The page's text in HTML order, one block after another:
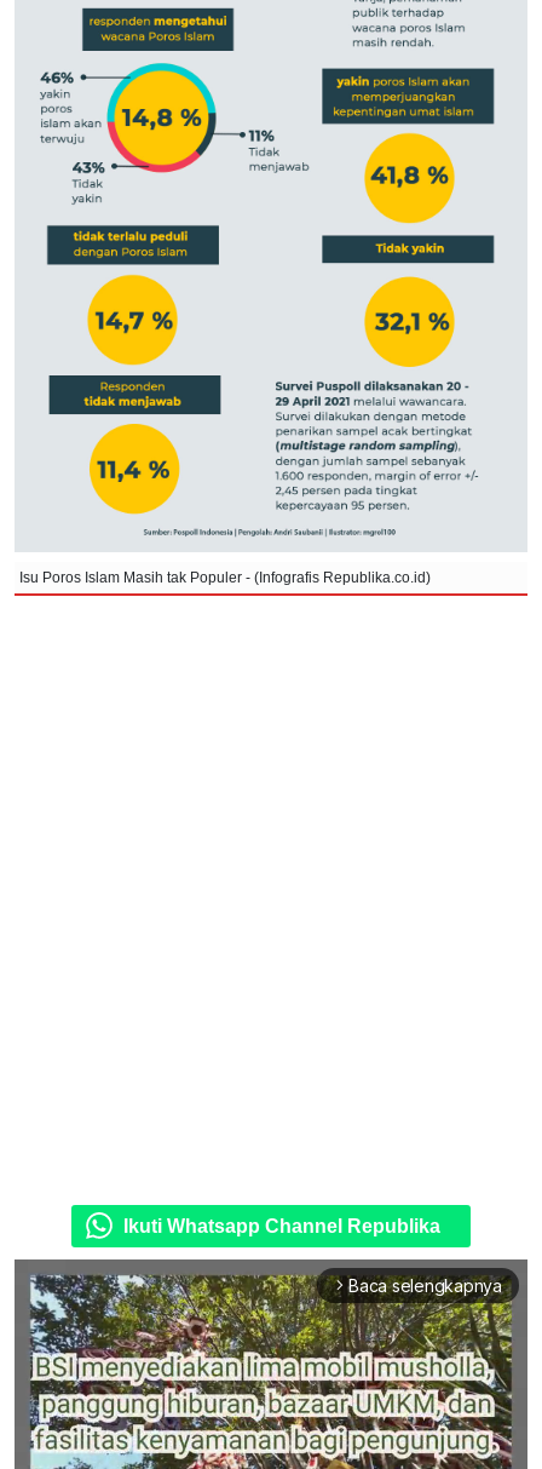
Isu Poros Islam Masih tak Populer - (Infografis Republika.co.id)
Ikuti Whatsapp Channel Republika
arrow_forward_ios Baca selengkapnya